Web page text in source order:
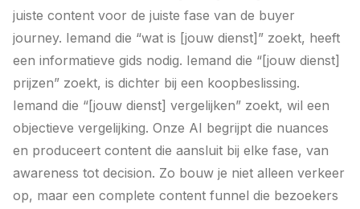
juiste content voor de juiste fase van de buyer
journey. Iemand die “wat is [jouw dienst]” zoekt, heeft
een informatieve gids nodig. Iemand die “[jouw dienst]
prijzen” zoekt, is dichter bij een koopbeslissing.
Iemand die “[jouw dienst] vergelijken” zoekt, wil een
objectieve vergelijking. Onze AI begrijpt die nuances
en produceert content die aansluit bij elke fase, van
awareness tot decision. Zo bouw je niet alleen verkeer
op, maar een complete content funnel die bezoekers